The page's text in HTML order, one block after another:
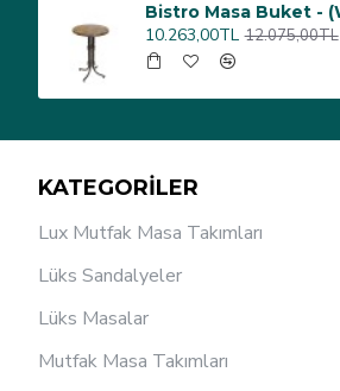
10.263,00TL 12.075,00TL
KATEGORİLER
Lux Mutfak Masa Takımları
Lüks Sandalyeler
Lüks Masalar
Mutfak Masa Takımları